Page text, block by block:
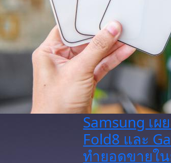
Samsung เผ
Fold8 และ
ทำยอดขายใ